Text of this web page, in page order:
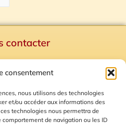
consentement
nous utilisons des technologies
et/ou accéder aux informations des
technologies nous permettra de
de navigation ou les ID
contacter
Plan du site
des Cookies